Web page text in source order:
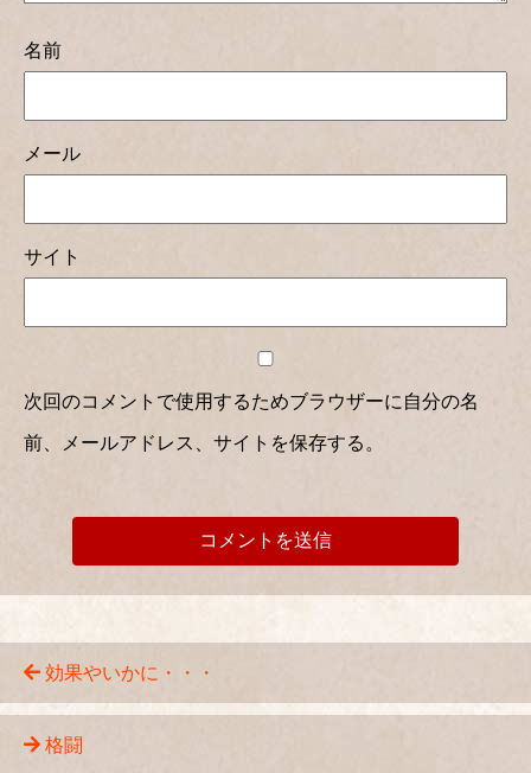
名前
メール
サイト
次回のコメントで使用するためブラウザーに自分の名
前、メールアドレス、サイトを保存する。
効果やいかに・・・
格闘